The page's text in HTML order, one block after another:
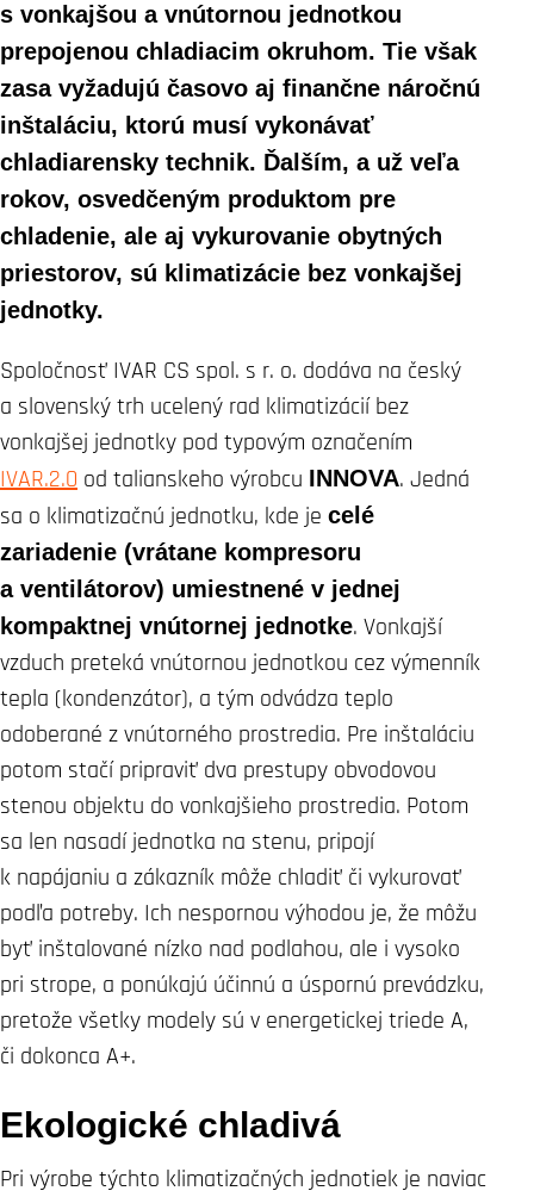
s vonkajšou a vnútornou jednotkou
prepojenou chladiacim okruhom. Tie však
zasa vyžadujú časovo aj finančne náročnú
inštaláciu, ktorú musí vykonávať
chladiarensky technik. Ďalším, a už veľa
rokov, osvedčeným produktom pre
chladenie, ale aj vykurovanie obytných
priestorov, sú klimatizácie bez vonkajšej
jednotky.
Spoločnosť IVAR CS spol. s r. o. dodáva na český
a slovenský trh ucelený rad klimatizácií bez
vonkajšej jednotky pod typovým označením
IVAR.2.0 od talianskeho výrobcu INNOVA. Jedná
sa o klimatizačnú jednotku, kde je celé
zariadenie (vrátane kompresoru
a ventilátorov) umiestnené v jednej
kompaktnej vnútornej jednotke. Vonkajší
vzduch preteká vnútornou jednotkou cez výmenník
tepla (kondenzátor), a tým odvádza teplo
odoberané z vnútorného prostredia. Pre inštaláciu
potom stačí pripraviť dva prestupy obvodovou
stenou objektu do vonkajšieho prostredia. Potom
sa len nasadí jednotka na stenu, pripojí
k napájaniu a zákazník môže chladiť či vykurovať
podľa potreby. Ich nespornou výhodou je, že môžu
byť inštalované nízko nad podlahou, ale i vysoko
pri strope, a ponúkajú účinnú a úspornú prevádzku,
pretože všetky modely sú v energetickej triede A,
či dokonca A+.
Ekologické chladivá
Pri výrobe týchto klimatizačných jednotiek je naviac